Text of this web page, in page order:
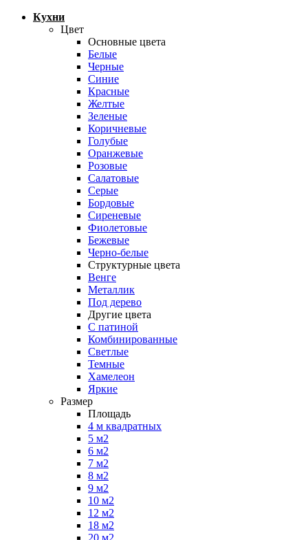
Кухни
Цвет
Основные цвета
Белые
Черные
Синие
Красные
Желтые
Зеленые
Коричневые
Голубые
Оранжевые
Розовые
Салатовые
Серые
Бордовые
Сиреневые
Фиолетовые
Бежевые
Черно-белые
Структурные цвета
Венге
Металлик
Под дерево
Другие цвета
С патиной
Комбинированные
Светлые
Темные
Хамелеон
Яркие
Размер
Площадь
4 м квадратных
5 м2
6 м2
7 м2
8 м2
9 м2
10 м2
12 м2
18 м2
20 м2